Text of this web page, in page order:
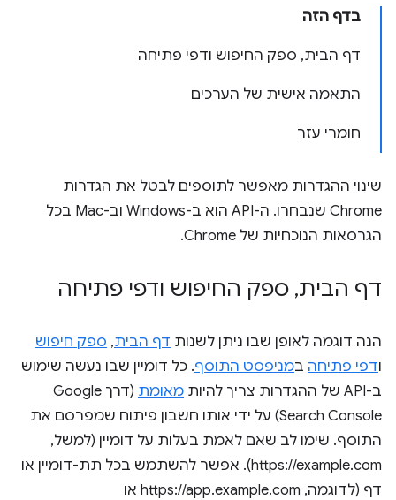
בדף הזה
דף הבית, ספק החיפוש ודפי פתיחה
התאמה אישית של הערכים
חומרי עזר
שינוי ההגדרות מאפשר לתוספים לבטל את הגדרות
Chrome שנבחרו. ה-API הוא ב-Windows וב-Mac בכל
הגרסאות הנוכחיות של Chrome.
דף הבית, ספק החיפוש ודפי פתיחה
הנה דוגמה לאופן שבו ניתן לשנות דף הבית, ספק חיפוש
ודפי פתיחה במניפסט התוסף. כל דומיין שבו נעשה שימוש
ב-API של ההגדרות צריך להיות
מאומת
(דרך Google
Search Console) על ידי אותו חשבון פיתוח שמפרסם את
התוסף. שימו לב שאם לאמת בעלות על דומיין (למשל,
https://example.com). אפשר להשתמש בכל תת-דומיין או
דף (לדוגמה, https://app.example.com או